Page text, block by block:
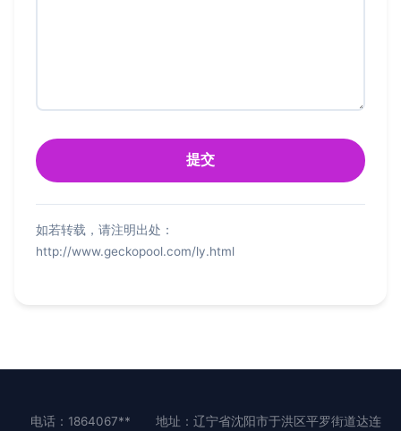
如若转载，请注明出处：
http://www.geckopool.com/ly.html
电话：1864067** 地址：辽宁省沈阳市于洪区平罗街道达连